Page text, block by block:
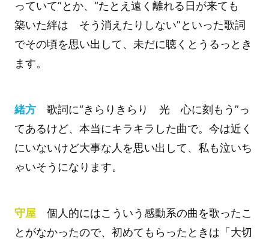
っていて”とか、“たとえ遠く離れる日が来ても
築いた絆は そう消えたりしない”といった歌詞
でその頃を思い出して、未だに聴くとうるっとき
ます。
緒方歌詞に“きらりきらり 光 心に刻もう”っ
てあるけど、本当にキラキラした曲で。今は近く
にいないけど大事な人を思い出して、私も泣いち
ゃいそうになります。
守屋 個人的にはこういう感動系の曲を歌ったこ
とがなかったので、初めてもらったときは「大切